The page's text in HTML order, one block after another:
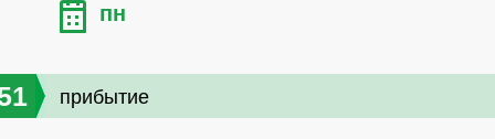
пн
прибытие